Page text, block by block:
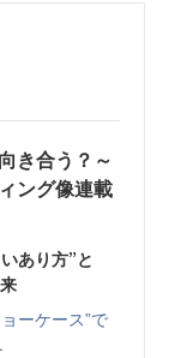
き合う？～
ング像連載
あり方”と
ーケース”で